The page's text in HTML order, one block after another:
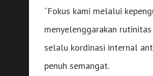
“Fokus kami melalui
menyelenggarakan
selalu kordinasi internal
penuh semangat.